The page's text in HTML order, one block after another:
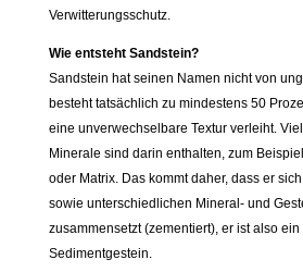
Verwitterungsschutz.
Wie entsteht Sandstein?
Sandstein hat seinen Namen nicht von
besteht tatsächlich zu mindestens 50
eine unverwechselbare Textur verleiht.
Minerale sind darin enthalten, zum
oder Matrix. Das kommt daher, dass er
sowie unterschiedlichen Mineral- und
zusammensetzt (zementiert), er ist also
Sedimentgestein.